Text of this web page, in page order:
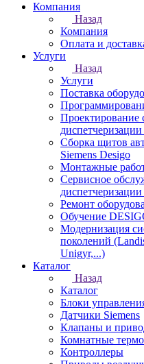
Компания
Назад
Компания
Оплата и
Услуги
Назад
Услуги
Поставка
Проектирование
Сборка щитов
Siemens Desigo
Монтажные
Сервисное
Ремонт
Обучение
Модернизация
поколений
Unigyr,...)
Каталог
Назад
Каталог
Блоки
Датчики Siemens
Клапаны и
Комнатные
Контроллеры